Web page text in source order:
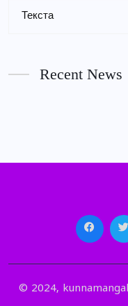
Текста
Recent News
© 2024,